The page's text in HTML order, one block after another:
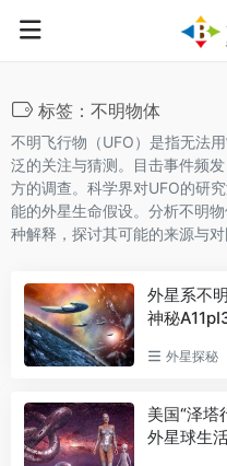
标签：不明物体
不明飞行物（UFO）是指无法
泛的关注与猜测。目击事件频
方的调查。科学界对UFO的研
能的外星生命假设。分析不明
种解释，探讨其可能的来源与
外星系不
神秘
外星探秘
美国“泽塔
外星球生